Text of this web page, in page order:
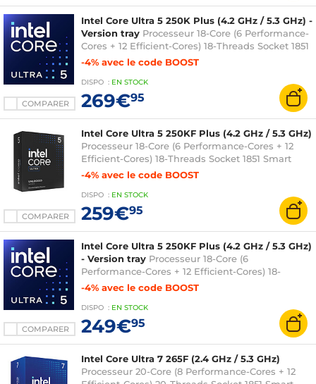
COMPARER
Intel Core Ultra 5 250K Plus (4.2 GHz / 5.3 GHz) -
Version tray Processeur 18-Core (6 Performance-
Cores + 12 Efficient-Cores) 18-Threads Socket 1851
Smart Cache 30 Mo + L2 30 Mo Intel Graphics
garantie Intel 3 ans)
-4% avec le code BOOST
DISPO : EN STOCK
269€95
COMPARER
Intel Core Ultra 5 250KF Plus (4.2 GHz / 5.3 GHz)
Processeur 18-Core (6 Performance-Cores + 12
Efficient-Cores) 18-Threads Socket 1851 Smart
Cache 30 Mo + L2 30 Mo 0.003 micron (version
-4% avec le code BOOST
DISPO : EN STOCK
259€95
COMPARER
Intel Core Ultra 5 250KF Plus (4.2 GHz / 5.3 GHz)
- Version tray Processeur 18-Core (6
Performance-Cores + 12 Efficient-Cores) 18-
Threads Socket 1851 Smart Cache 30 Mo + L2 30
garantie Intel 3 ans)
-4% avec le code BOOST
DISPO : EN STOCK
249€95
Intel Core Ultra 7 265F (2.4 GHz / 5.3 GHz)
Processeur 20-Core (8 Performance-Cores + 12